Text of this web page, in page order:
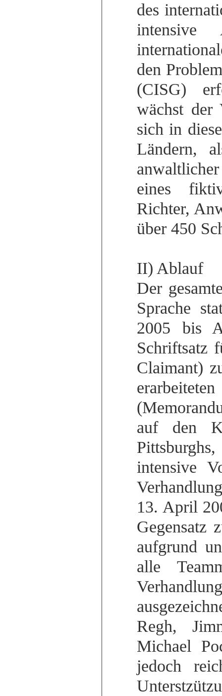
des
intensive
den
(CISG)
wächst der
sich in
Ländern,
eines
Richter,
über 450
II) Ablauf
Der
Sprache
2005 bis
Schriftsatz
Claimant)
auf den
intensive
13. April
Gegensatz
aufgrund
alle
Regh,
Michael
jedoch